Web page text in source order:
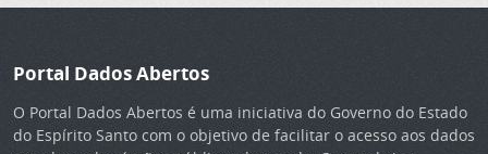
Portal Dados Abertos
O Portal Dados Abertos é uma iniciativa do Governo do Estado
do Espírito Santo com o objetivo de facilitar o acesso aos dados